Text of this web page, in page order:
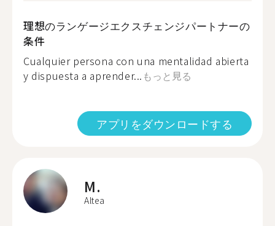
理想のランゲージエクスチェンジパートナーの
条件
Cualquier persona con una mentalidad abierta
y dispuesta a aprender... もっと見る
アプリをダウンロードする
M.
Altea